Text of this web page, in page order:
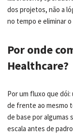
dos projetos, não a
no tempo e eliminar
Por onde
Healthcare?
Por um fluxo que
de frente ao mesmo
de base por algumas
escala antes de